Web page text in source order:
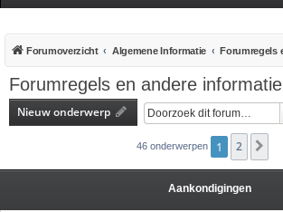
Forumoverzicht Algemene Informatie
Forumregels en andere informatie
Nieuw onderwerp
46 onderwerpen 1 2
Aankondigingen